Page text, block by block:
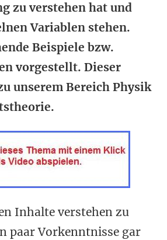
zu verstehen hat und
Variablen stehen.
Beispiele bzw.
vorgestellt. Dieser
unserem Bereich Physik
Inhalte verstehen zu
paar Vorkenntnisse gar